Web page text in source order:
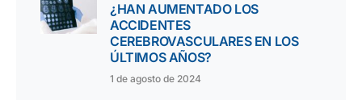
¿HAN AUMENTADO LOS
ACCIDENTES
CEREBROVASCULARES EN LOS
ÚLTIMOS AÑOS?
1 de agosto de 2024